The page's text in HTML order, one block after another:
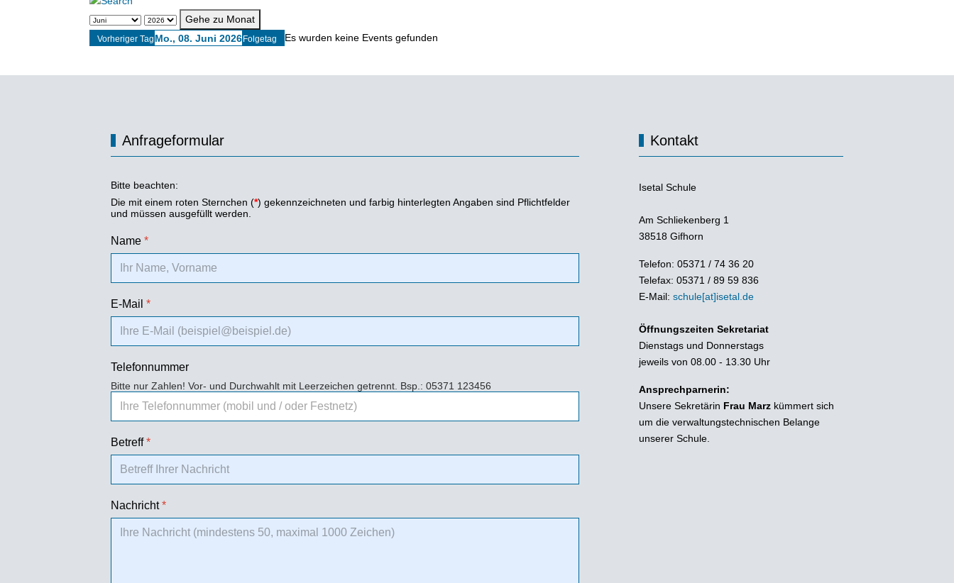
Gehe zu Monat
Vorheriger Tag Mo., 08. Juni 2026 Folgetag Es wurden keine Events gefunden
Anfrageformular
Bitte beachten:
Die mit einem roten Sternchen (*) gekennzeichneten und farbig hinterlegten Angaben sind Pflichtfelder
und müssen ausgefüllt werden.
Name *
E-Mail *
Telefonnummer
Bitte nur Zahlen! Vor- und Durchwahlt mit Leerzeichen getrennt. Bsp.: 05371 123456
Betreff*
Nachricht*
Kontakt
Isetal Schule
Am Schliekenberg 1
38518 Gifhorn
Telefon: 05371 / 74 36 20
Telefax: 05371 / 89 59 836
E-Mail: schule[at]isetal.de
Öffnungszeiten Sekretariat
Dienstags und Donnerstags
jeweils von 08.00 - 13.30 Uhr
Ansprechparnerin:
Unsere Sekretärin Frau Marz kümmert sich
um die verwaltungstechnischen Belange
unserer Schule.